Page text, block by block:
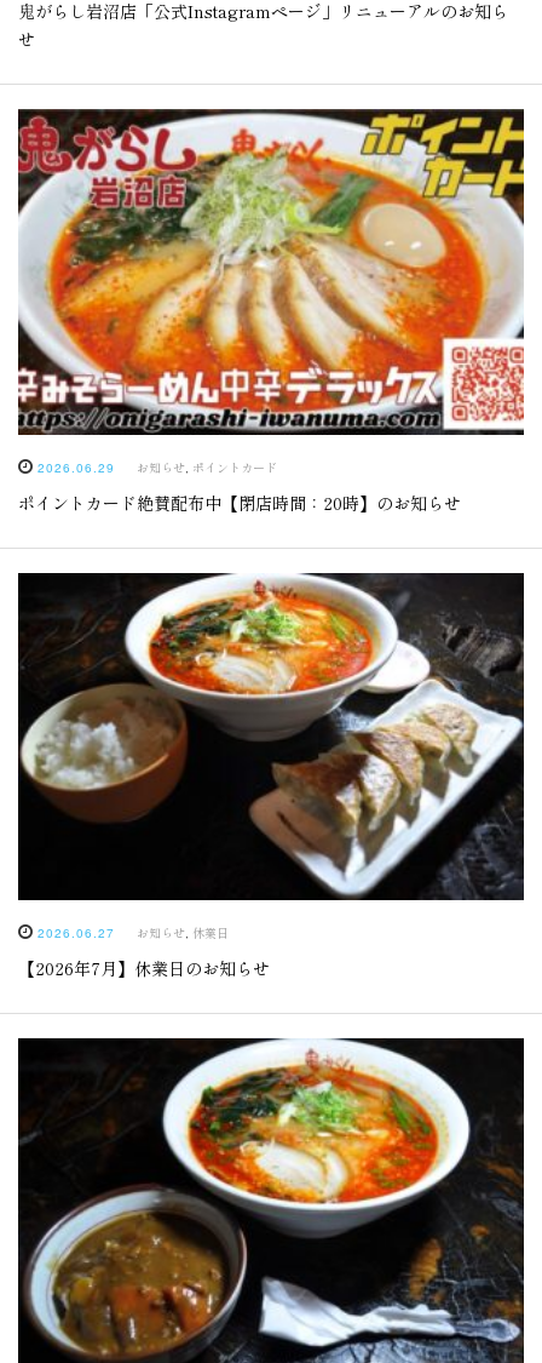
鬼がらし岩沼店「公式Instagramページ」リニューアルのお知ら
せ
2026.06.29 お知らせ, ポイントカード
ポイントカード絶賛配布中【閉店時間：20時】のお知らせ
2026.06.27 お知らせ, 休業日
【2026年7月】休業日のお知らせ